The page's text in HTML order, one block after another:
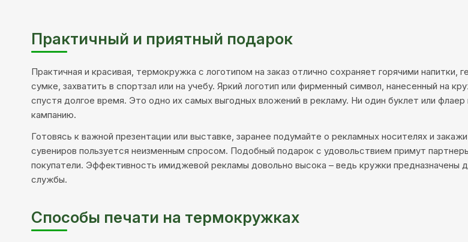
Практичный и приятный подарок
Практичная и красивая, термокружка с логотипом на заказ отлично сохраняет горячими
сумке, захватить в спортзал или на учебу. Яркий логотип или фирменный символ, нанесенный
спустя долгое время. Это одно их самых выгодных вложений в рекламу. Ни один буклет или
кампанию.
Готовясь к важной презентации или выставке, заранее подумайте о рекламных носителях и
сувениров пользуется неизменным спросом. Подобный подарок с удовольствием примут
покупатели. Эффективность имиджевой рекламы довольно высока – ведь кружки
службы.
Способы печати на термокружках